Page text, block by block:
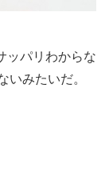
ッパリわからな
みたいだ。